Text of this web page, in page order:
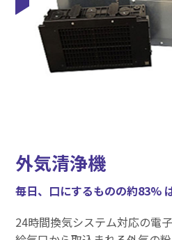
外気清浄機
毎日、口にするものの約83%
24時間換気システム対応の電